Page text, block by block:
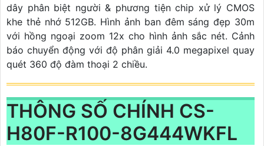
dây phân biệt người & phương tiện chip xử lý CMOS
khe thẻ nhớ 512GB. Hình ảnh ban đêm sáng đẹp 30m
với hồng ngoại zoom 12x cho hình ảnh sắc nét. Cảnh
báo chuyển động với độ phân giải 4.0 megapixel quay
quét 360 độ đàm thoại 2 chiều.
THÔNG SỐ CHÍNH CS-
H80F-R100-8G444WKFL